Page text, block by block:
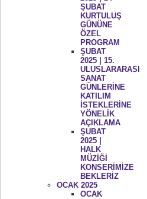
ŞUBAT
KURTULUŞ
GÜNÜNE
ÖZEL
PROGRAM
ŞUBAT
2025 | 15.
ULUSLARARASI
SANAT
GÜNLERİNE
KATILIM
İSTEKLERİNE
YÖNELİK
AÇIKLAMA
ŞUBAT
2025 |
HALK
MÜZİĞİ
KONSERİMİZE
BEKLERİZ
OCAK 2025
OCAK